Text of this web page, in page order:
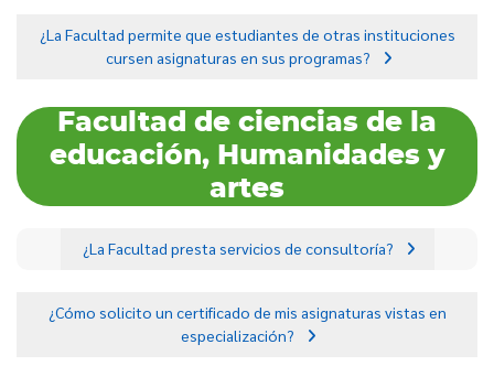
¿La Facultad permite que estudiantes de otras instituciones
cursen asignaturas en sus programas?
Facultad de ciencias de la
educación, Humanidades y
artes
¿La Facultad presta servicios de consultoría?
¿Cómo solicito un certificado de mis asignaturas vistas en
especialización?